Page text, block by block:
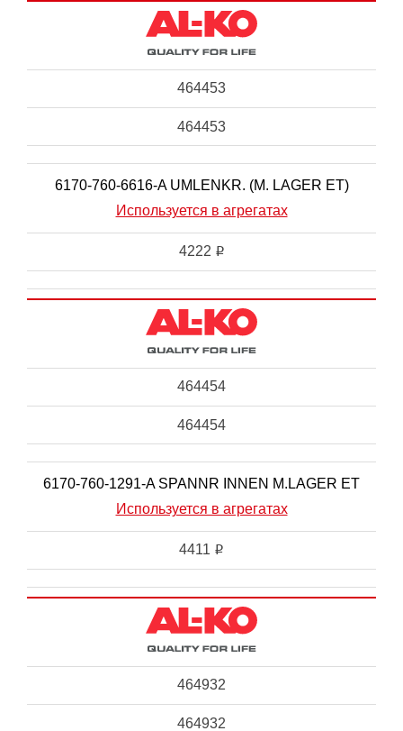
464453
464453
6170-760-6616-A UMLENKR. (M. LAGER ET)
Используется в агрегатах
4222 i
464454
464454
6170-760-1291-A SPANNR INNEN M.LAGER ET
Используется в агрегатах
4411 i
464932
464932